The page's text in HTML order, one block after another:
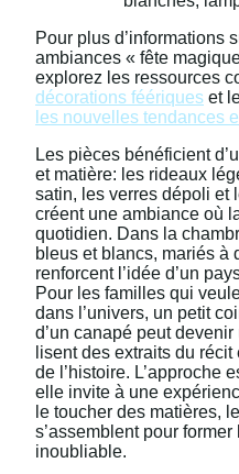
Pour plus d’informations
ambiances « fête
explorez les ressources
décorations féériques et
les nouvelles tendances
Les pièces bénéficient
et matière: les rideaux
satin, les verres dépoli et
créent une ambiance où
quotidien. Dans la
bleus et blancs, mariés à
renforcent l’idée d’un
Pour les familles qui
dans l’univers, un petit
d’un canapé peut
lisent des extraits du
de l’histoire. L’approche
elle invite à une
le toucher des matières,
s’assemblent pour
inoubliable.